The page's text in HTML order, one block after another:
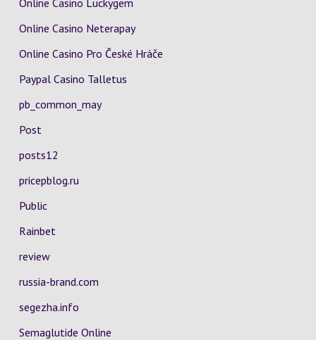
Online Casino Luckygem
Online Casino Neterapay
Online Casino Pro České Hráče
Paypal Casino Talletus
pb_common_may
Post
posts12
pricepblog.ru
Public
Rainbet
review
russia-brand.com
segezha.info
Semaglutide Online